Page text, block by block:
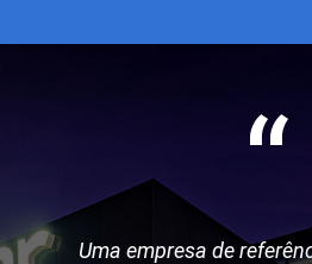
“
Uma empresa de